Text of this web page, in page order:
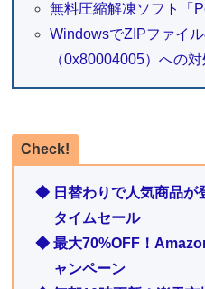
無料圧縮解凍ソフト「
WindowsでZIPファイ
（0x80004005）への
Check!
◆ 日替わりで人気商品が
タイムセール
◆ 最大70%OFF！
ャンペーン